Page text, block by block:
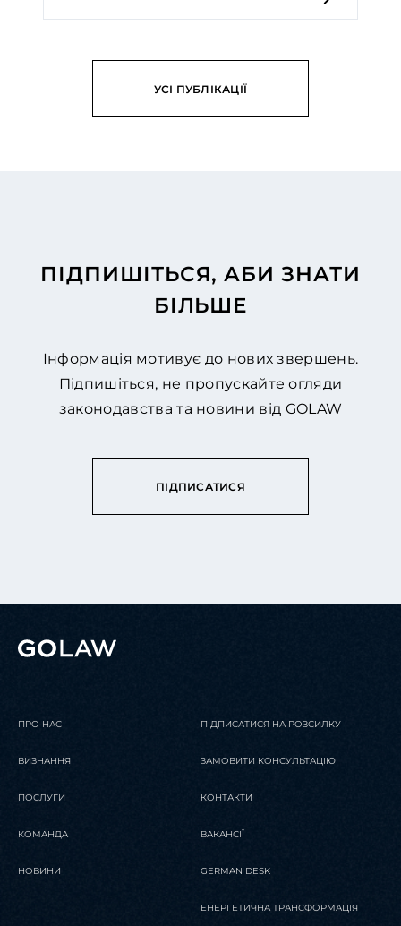
УСІ ПУБЛІКАЦІЇ
ПІДПИШІТЬСЯ, АБИ ЗНАТИ
БІЛЬШЕ
Інформація мотивує до нових звершень.
Підпишіться, не пропускайте огляди
законодавства та новини від GOLAW
ПІДПИСАТИСЯ
ПРО НАС
ВИЗНАННЯ
ПОСЛУГИ
КОМАНДА
НОВИНИ
ПІДПИСАТИСЯ НА РОЗСИЛКУ
ЗАМОВИТИ КОНСУЛЬТАЦІЮ
КОНТАКТИ
ВАКАНСІЇ
GERMAN DESK
ЕНЕРГЕТИЧНА ТРАНСФОРМАЦІЯ